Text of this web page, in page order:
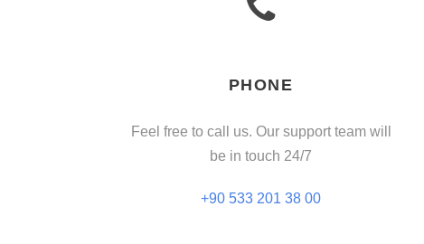
PHONE
Feel free to call us. Our support team will
be in touch 24/7
+90 533 201 38 00